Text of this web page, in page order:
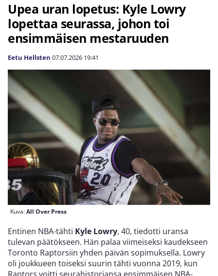
Upea uran lopetus: Kyle Lowry
lopettaa seurassa, johon toi
ensimmäisen mestaruuden
Eetu Hellsten 07.07.2026 19:41
Kuva:All Over Press
Entinen NBA-tähti Kyle Lowry, 40, tiedotti uransa
tulevan päätökseen. Hän palaa viimeiseksi kaudekseen
Toronto Raptorsiin yhden päivän sopimuksella. Lowry
oli joukkueen toiseksi suurin tähti vuonna 2019, kun